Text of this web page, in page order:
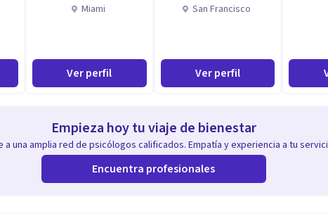
Miami
Ver perfil
San Francisco
Ver perfil
Empieza hoy tu viaje de bienestar
a una amplia red de psicólogos calificados. Empatía y experiencia a tu
Encuentra profesionales